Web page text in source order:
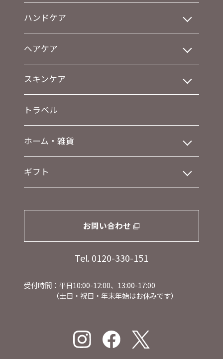
ハンドケア
ヘアケア
スキンケア
トラベル
ホーム・雑貨
ギフト
お問い合わせ
Tel. 0120-330-151
受付時間：平日10:00-12:00、13:00-17:00
（土日・祝日・年末年始はお休みです）